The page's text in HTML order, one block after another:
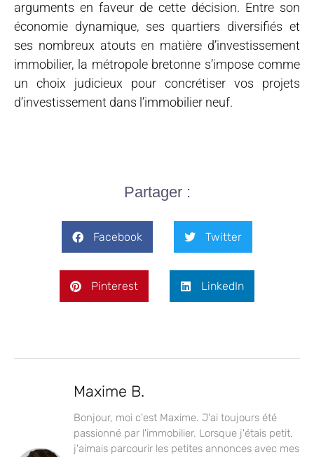
arguments en faveur de cette décision. Entre son
économie dynamique, ses quartiers diversifiés et
ses nombreux atouts en matière d’investissement
immobilier, la métropole bretonne s’impose comme
un choix judicieux pour concrétiser vos projets
d’investissement dans l’immobilier neuf.
Partager :
Facebook Twitter
Pinterest LinkedIn
Maxime B.
Bonjour, moi c'est Maxime. J'ai toujours été
passionné par l'immobilier. Lorsque j'étais petit,
j'aimais parcourir les petites annonces avec mes